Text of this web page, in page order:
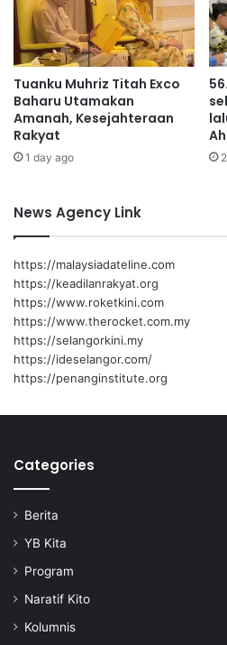
z
e
n
Tuanku Muhriz Titah Exco
Baharu Utamakan
Amanah, Kesejahteraan
Rakyat
1 day ago
News Agency Link
https://malaysiadateline.com
https://keadilanrakyat.org
https://www.roketkini.com
https://www.therocket.com.my
https://selangorkini.my
https://ideselangor.com/
https://penanginstitute.org
Categories
Berita
YB Kita
Program
Naratif Kito
Kolumnis